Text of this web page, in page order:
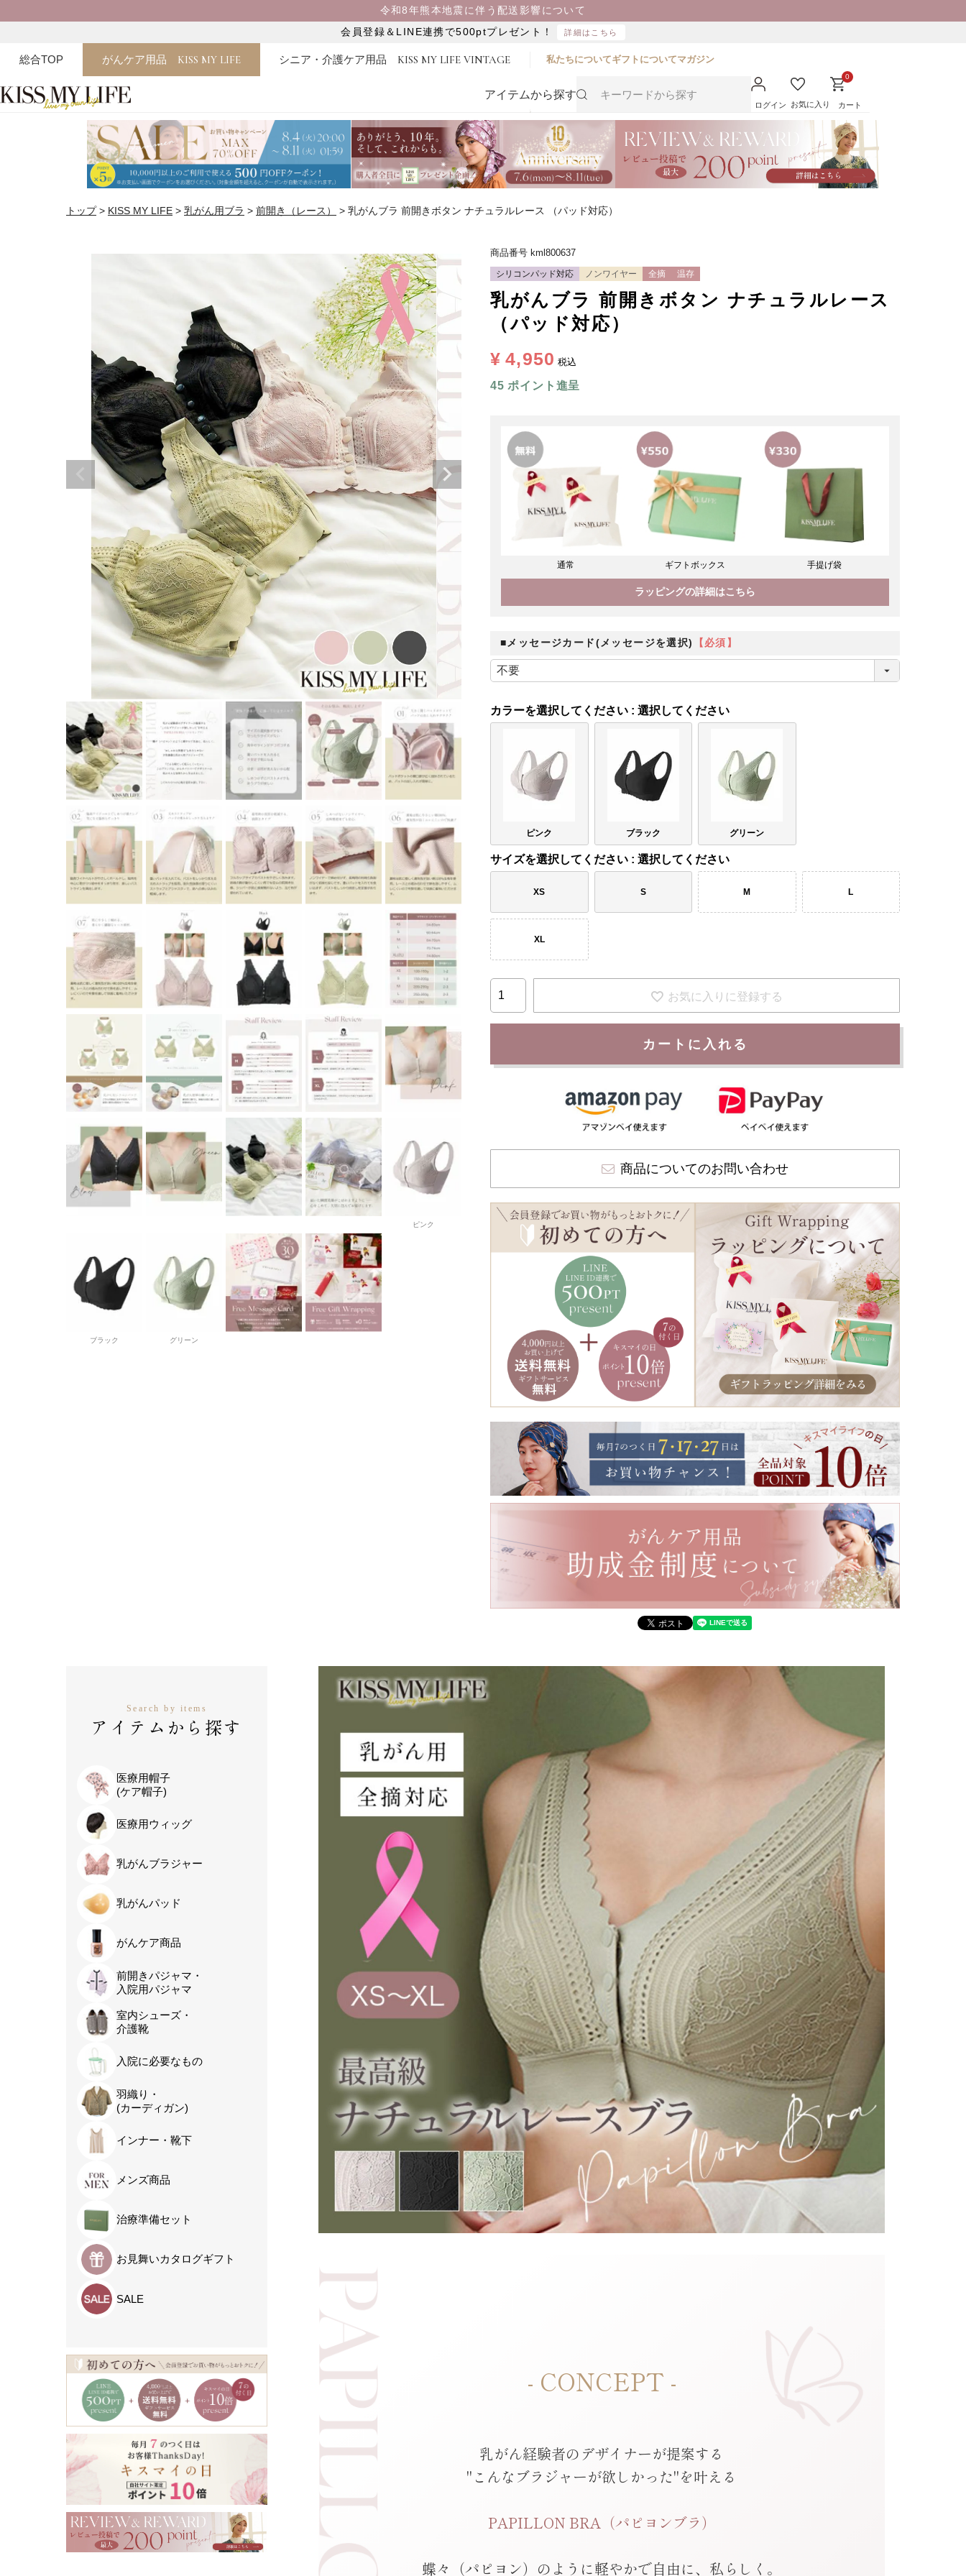
令和8年熊本地震に伴う配送影響について
会員登録＆LINE連携で500ptプレゼント！
詳細はこちら
総合TOP がんケア用品 KISS MY LIFE シニア・介護ケア用品 KISS MY LIFE VINTAGE 私たちについてギフトについてマガジン
アイテムから探す
ログイン お気に入り
0
カート
トップ KISS MY LIFE 乳がん用ブラ 前開き（レース） 乳がんブラ 前開きボタン ナチュラルレース （パッド対応）
ピンク
ブラック グリーン
商品番号 kml800637
シリコンパッド対応 ノンワイヤー 全摘 温存
乳がんブラ 前開きボタン ナチュラルレース
（パッド対応）
¥ 4,950 税込
45 ポイント進呈
通常 ギフトボックス 手提げ袋
ラッピングの詳細はこちら
■メッセージカード(メッセージを選択) 【必須】
カラー 選択してください
ピンク ブラック グリーン
サイズ 選択してください
XS S M L
XL
お気に入りに登録する
カートに入れる
商品についてのお問い合わせ
Search by items
アイテムから探す
医療用帽子
(ケア帽子)
医療用ウィッグ
乳がんブラジャー
乳がんパッド
がんケア商品
前開きパジャマ・
入院用パジャマ
室内シューズ・
介護靴
入院に必要なもの
羽織り・
(カーディガン)
インナー・靴下
メンズ商品
治療準備セット
お見舞いカタログギフト
SALE
- CONCEPT -
乳がん経験者のデザイナーが提案する
"こんなブラジャーが欲しかった"を叶える
PAPILLON BRA（パピヨンブラ）
蝶々（パピヨン）のように軽やかで自由に、私らしく。